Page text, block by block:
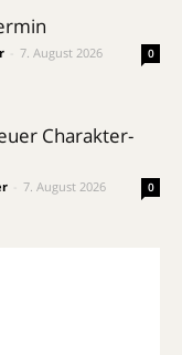
7. August 2026 0
Charakter-
7. August 2026 0